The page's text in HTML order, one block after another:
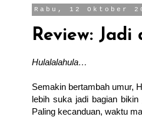
Rabu, 12 Oktober
Review:
Hulalalahula…
Semakin bertambah umur,
lebih suka jadi bagian bikin
Paling kecanduan, waktu